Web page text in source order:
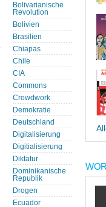
Bolivarianische
Revolution
Bolivien
Brasilien
Chiapas
Chile
CIA
Commons
Crowdwork
Demokratie
Deutschland
Digitalisierung
Digitialisierung
Diktatur
Dominikanische
Republik
Drogen
Ecuador